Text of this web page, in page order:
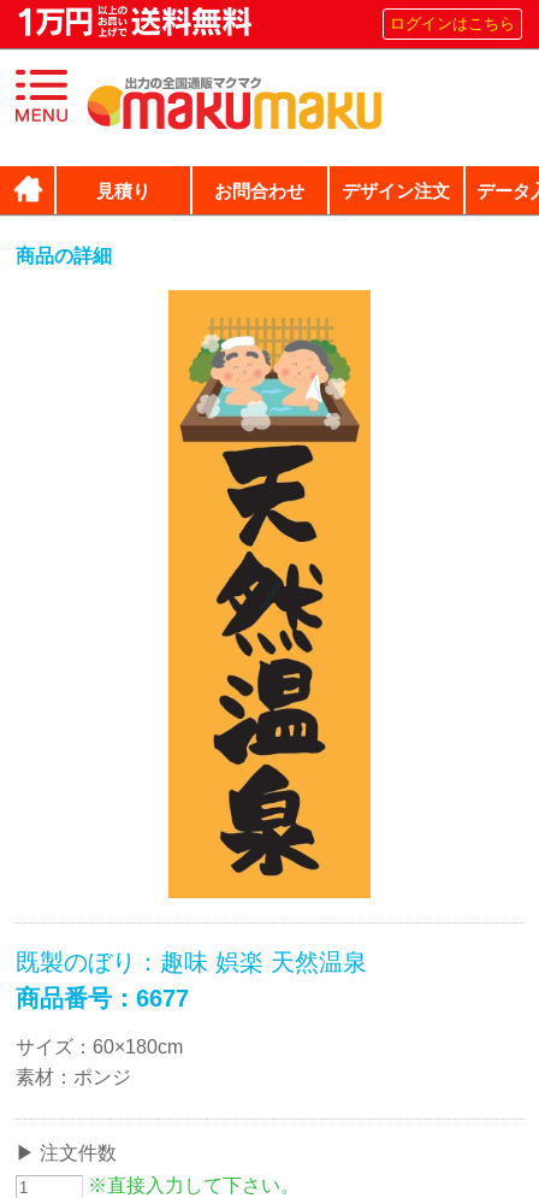
ログインはこちら
見積り お問合わせ デザイン注文 データ
商品の詳細
既製のぼり：趣味 娯楽 天然温泉
商品番号：6677
サイズ：60×180cm
素材：ポンジ
注文件数
※直接入力して下さい。